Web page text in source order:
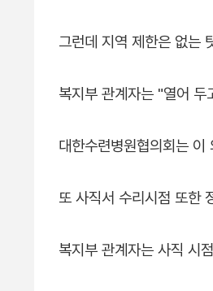
그런데 지역 제한은 없는
복지부 관계자는 "열어
대한수련병원협의회는
또 사직서 수리시점 또한
복지부 관계자는 사직 시